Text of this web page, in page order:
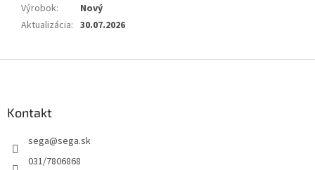
Výrobok:
Nový
Aktualizácia: 30.07.2026
Kontakt
sega@sega.sk
031/7806868